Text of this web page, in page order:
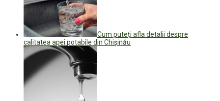
Cum puteți afla detalii despre
calitatea apei potabile din Chișinău